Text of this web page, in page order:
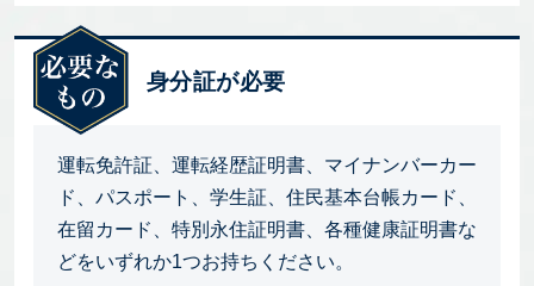
身分証が必要
運転免許証、運転経歴証明書、マイナンバーカー
ド、パスポート、学生証、住民基本台帳カード、
在留カード、特別永住証明書、各種健康証明書な
どをいずれか1つお持ちください。